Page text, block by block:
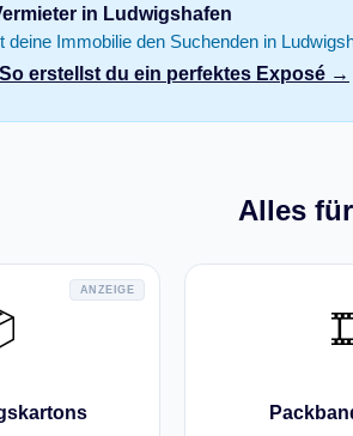
in Ludwigshafen
deine Immobilie den Suchenden in
erstellst du ein perfektes Exposé →
Alles
ANZEIGE